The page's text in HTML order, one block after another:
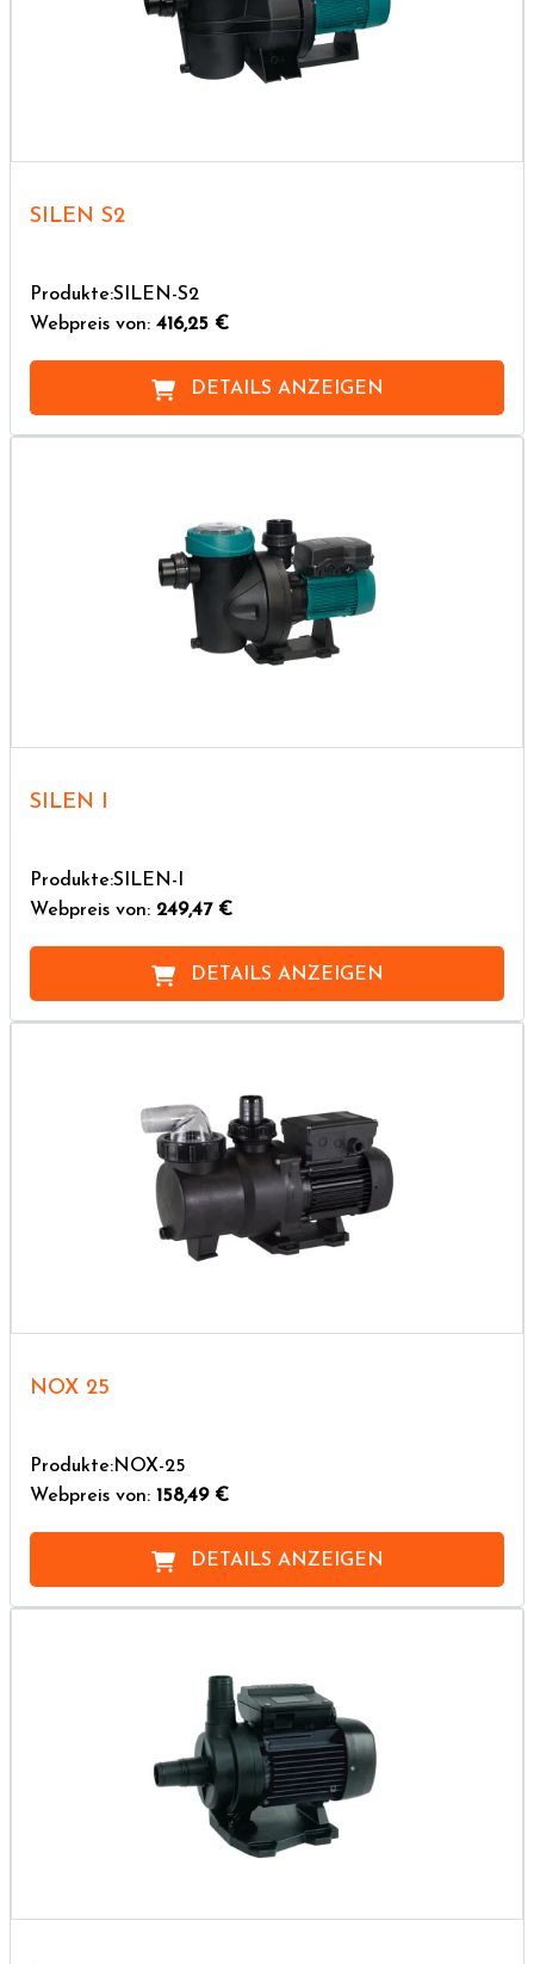
SILEN S2
Produkte:SILEN-S2
Webpreis von: 416,25 €
DETAILS ANZEIGEN
SILEN I
Produkte:SILEN-I
Webpreis von: 249,47 €
DETAILS ANZEIGEN
NOX 25
Produkte:NOX-25
Webpreis von: 158,49 €
DETAILS ANZEIGEN